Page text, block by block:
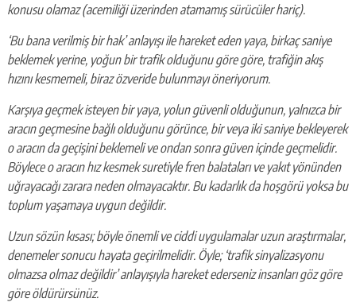
konusu olamaz (acemiliği üzerinden atamamış sürücüler hariç).
‘Bu bana verilmiş bir hak’ anlayışı ile hareket eden yaya, birkaç saniye
beklemek yerine, yoğun bir trafik olduğunu göre göre, trafiğin akış
hızını kesmemeli, biraz özveride bulunmayı öneriyorum.
Karşıya geçmek isteyen bir yaya, yolun güvenli olduğunun, yalnızca bir
aracın geçmesine bağlı olduğunu görünce, bir veya iki saniye bekleyerek
o aracın da geçişini beklemeli ve ondan sonra güven içinde geçmelidir.
Böylece o aracın hız kesmek suretiyle fren balataları ve yakıt yönünden
uğrayacağı zarara neden olmayacaktır. Bu kadarlık da hoşgörü yoksa bu
toplum yaşamaya uygun değildir.
Uzun sözün kısası; böyle önemli ve ciddi uygulamalar uzun araştırmalar,
denemeler sonucu hayata geçirilmelidir. Öyle; ‘trafik sinyalizasyonu
olmazsa olmaz değildir’ anlayışıyla hareket ederseniz insanları göz göre
göre öldürürsünüz.